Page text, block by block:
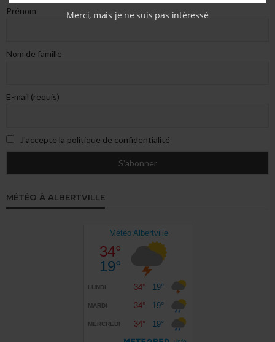
Prénom
Nom de famille
E-mail (requis)
J'accepte la politique de confidentialité
MÉTÉO À ALBERTVILLE
Merci, mais je ne suis pas intéressé